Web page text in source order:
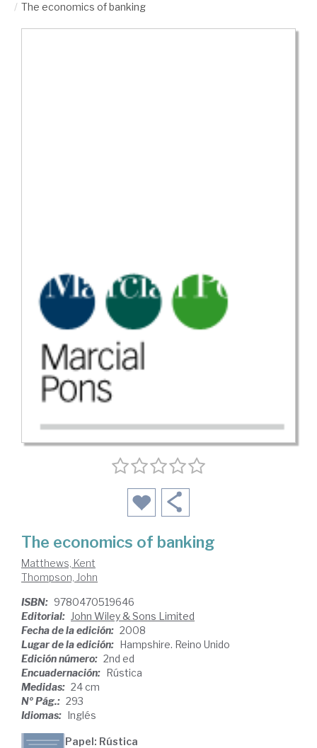
The economics of banking
The economics of banking
Matthews, Kent
Thompson, John
ISBN: 9780470519646
Editorial: John Wiley & Sons Limited
Fecha de la edición: 2008
Lugar de la edición: Hampshire. Reino Unido
Edición número: 2nd ed
Encuadernación: Rústica
Medidas: 24 cm
Nº Pág.: 293
Idiomas: Inglés
Papel: Rústica